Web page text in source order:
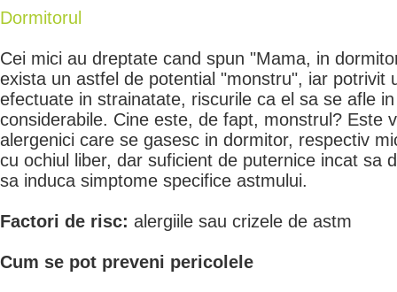
Dormitorul
Cei mici au dreptate cand spun "Mama, in
exista un astfel de potential "monstru", iar potrivit
efectuate in strainatate, riscurile ca el sa se afle
considerabile. Cine este, de fapt, monstrul? Este
alergenici care se gasesc in dormitor, respectiv
cu ochiul liber, dar suficient de puternice incat sa
sa induca simptome specifice astmului.
Factori de risc: alergiile sau crizele de astm
Cum se pot preveni pericolele